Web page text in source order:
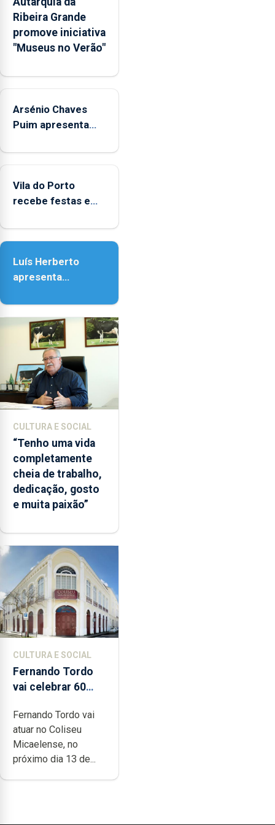
na
Rede
Municipal
de
aos
durante
o
de
entre
as
e
as
18h00.
Ribeira Grande
promove iniciativa
"Museus no Verão"
Arsénio Chaves
Puim apresenta
de Vila do Porto
Vila do Porto
recebe festas em
Senhora da
Luís Herberto
apresenta
Paisagem’
CULTURA E SOCIAL
“Tenho uma vida
completamente
cheia de trabalho,
dedicação, gosto
e muita paixão”
CULTURA E SOCIAL
Fernando Tordo
vai celebrar 60
no Coliseu
Micaelense
Fernando Tordo vai
atuar no Coliseu
Micaelense, no
próximo dia 13 de...